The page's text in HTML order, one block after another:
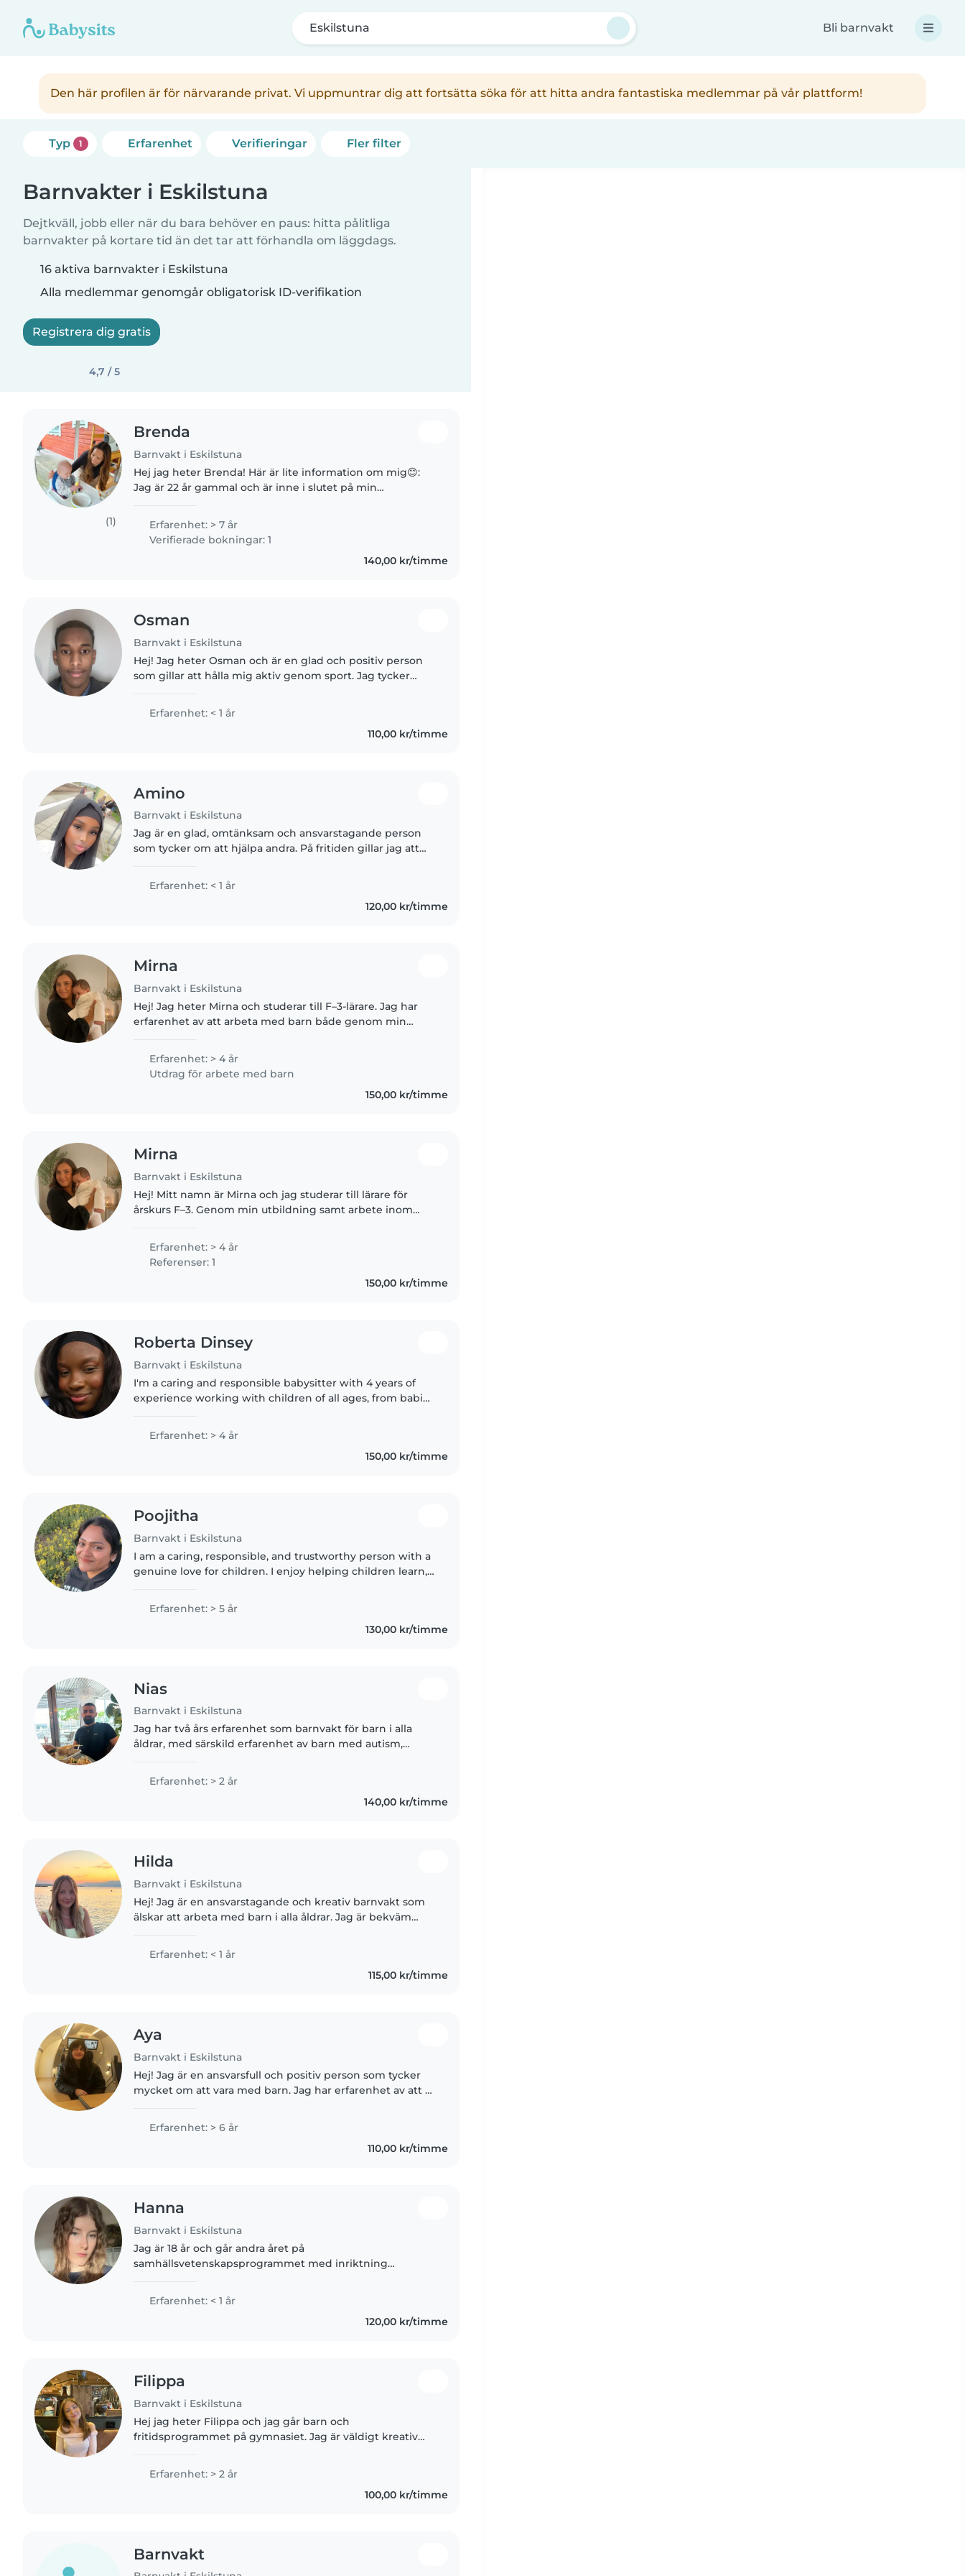
Eskilstuna Bli barnvakt
Den här profilen är för närvarande privat. Vi uppmuntrar dig att fortsätta söka för att hitta andra fantastiska medlemmar på vår plattform!
Typ 1 Erfarenhet Verifieringar Fler filter
Barnvakter i Eskilstuna
Dejtkväll, jobb eller när du bara behöver en paus: hitta pålitliga
barnvakter på kortare tid än det tar att förhandla om läggdags.
16 aktiva barnvakter i Eskilstuna
Alla medlemmar genomgår obligatorisk ID-verifikation
Registrera dig gratis
4,7 / 5
(1)
Brenda
Barnvakt i Eskilstuna
Hej jag heter Brenda! Här är lite information om mig😊:
Jag är 22 år gammal och är inne i slutet på min
som gett mig friheten..
Erfarenhet: > 7 år
Verifierade bokningar: 1
140,00 kr/timme
Osman
Barnvakt i Eskilstuna
Hej! Jag heter Osman och är en glad och positiv person
som gillar att hålla mig aktiv genom sport. Jag tycker
Erfarenhet: < 1 år
110,00 kr/timme
Amino
Barnvakt i Eskilstuna
Jag är en glad, omtänksam och ansvarstagande person
som tycker om att hjälpa andra. På fritiden gillar jag att
aktiviteter...
Erfarenhet: < 1 år
120,00 kr/timme
Mirna
Barnvakt i Eskilstuna
Hej! Jag heter Mirna och studerar till F–3-lärare. Jag har
erfarenhet av att arbeta med barn både genom min
ansvarsfull och omtänksam..
Erfarenhet: > 4 år
Utdrag för arbete med barn
150,00 kr/timme
Mirna
Barnvakt i Eskilstuna
Hej! Mitt namn är Mirna och jag studerar till lärare för
årskurs F–3. Genom min utbildning samt arbete inom
med barn i olika..
Erfarenhet: > 4 år
Referenser: 1
150,00 kr/timme
Roberta Dinsey
Barnvakt i Eskilstuna
I'm a caring and responsible babysitter with 4 years of
experience working with children of all ages, from babies
helping with..
Erfarenhet: > 4 år
150,00 kr/timme
Poojitha
Barnvakt i Eskilstuna
I am a caring, responsible, and trustworthy person with a
genuine love for children. I enjoy helping children learn,
Erfarenhet: > 5 år
130,00 kr/timme
Nias
Barnvakt i Eskilstuna
Jag har två års erfarenhet som barnvakt för barn i alla
åldrar, med särskild erfarenhet av barn med autism,
med husdjur, matlagning..
Erfarenhet: > 2 år
140,00 kr/timme
Hilda
Barnvakt i Eskilstuna
Hej! Jag är en ansvarstagande och kreativ barnvakt som
älskar att arbeta med barn i alla åldrar. Jag är bekväm
rita, läsa högt,..
Erfarenhet: < 1 år
115,00 kr/timme
Aya
Barnvakt i Eskilstuna
Hej! Jag är en ansvarsfull och positiv person som tycker
mycket om att vara med barn. Jag har erfarenhet av att ta
yngre syskon..
Erfarenhet: > 6 år
110,00 kr/timme
Hanna
Barnvakt i Eskilstuna
Jag är 18 år och går andra året på
samhällsvetenskapsprogrammet med inriktning
. Jag kan jobba efter skoltid, från cirka 15,..
Erfarenhet: < 1 år
120,00 kr/timme
Filippa
Barnvakt i Eskilstuna
Hej jag heter Filippa och jag går barn och
fritidsprogrammet på gymnasiet. Jag är väldigt kreativ
jobbat många år på trav skola..
Erfarenhet: > 2 år
100,00 kr/timme
Barnvakt